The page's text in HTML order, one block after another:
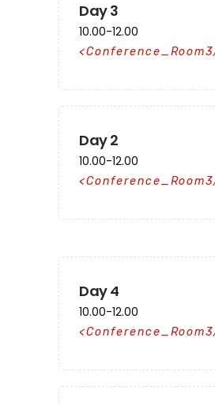
Day 3
10.00-12.00
Conference_Room3
Day 2
10.00-12.00
Conference_Room3
Day 4
10.00-12.00
Conference_Room3